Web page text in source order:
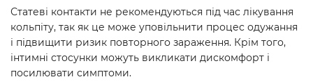
Статеві контакти не рекомендуються під час лікування
кольпіту, так як це може уповільнити процес одужання
і підвищити ризик повторного зараження. Крім того,
інтимні стосунки можуть викликати дискомфорт і
посилювати симптоми.